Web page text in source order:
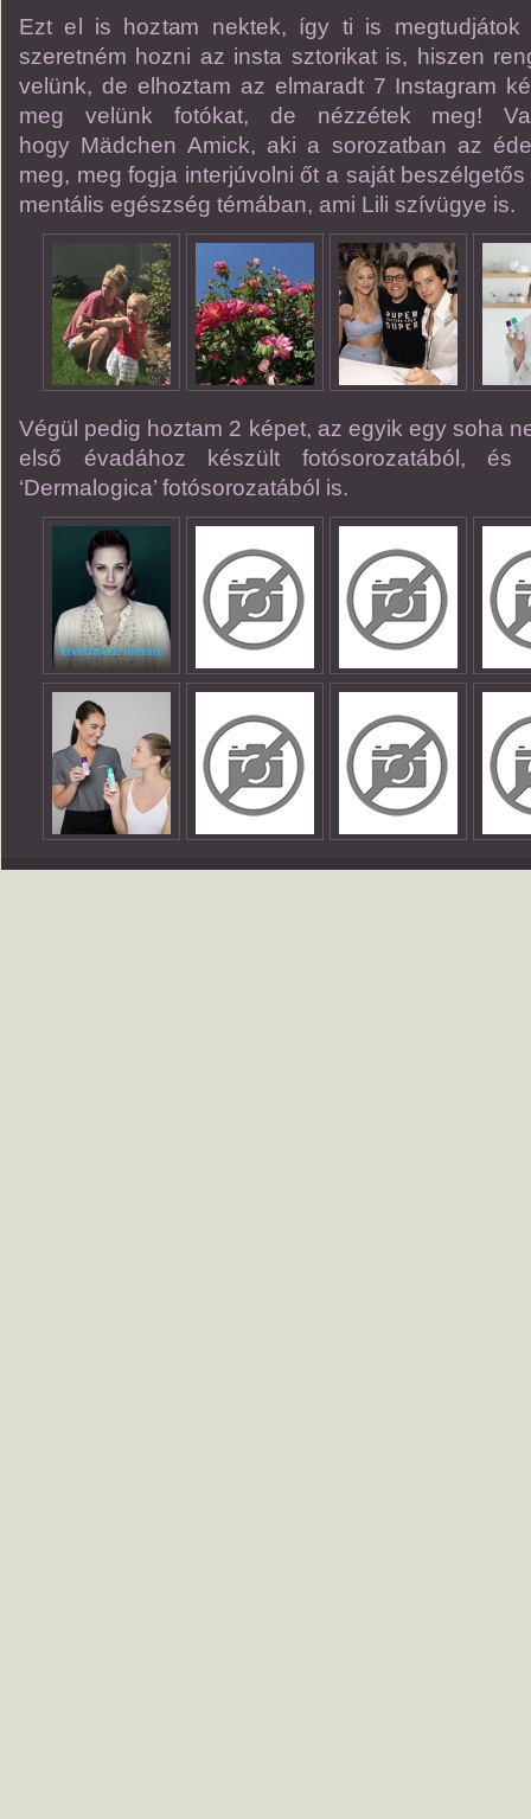
Ezt el is hoztam nektek, így ti is megtudjátok
szeretném hozni az insta sztorikat is, hiszen
velünk, de elhoztam az elmaradt 7 Instagram
meg velünk fotókat, de nézzétek meg!
hogy Mädchen Amick, aki a sorozatban az
meg, meg fogja interjúvolni őt a saját
mentális egészség témában, ami Lili szívügye is.
Végül pedig hoztam 2 képet, az egyik egy soha
első évadához készült fotósorozatából,
‘Dermalogica’ fotósorozatából is.